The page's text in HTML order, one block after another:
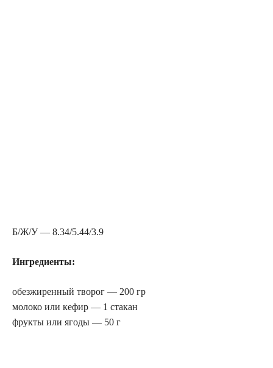
Б/Ж/У — 8.34/5.44/3.9
Ингредиенты:
обезжиренный творог — 200 гр
молоко или кефир — 1 стакан
фрукты или ягоды — 50 г